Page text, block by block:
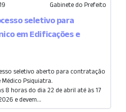
Gabinete do Prefeito
seletivo para
em Edificações e
seletivo aberto para contratação
Médico Psiquiatra.
8 horas do dia 22 de abril até às 17
e devem...